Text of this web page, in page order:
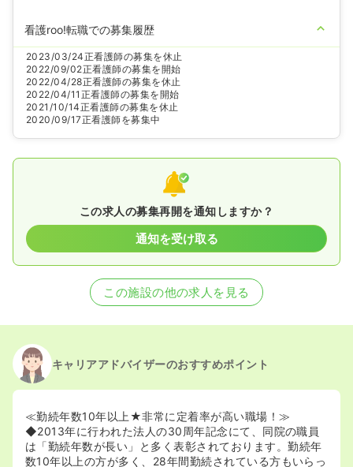
看護roo!転職での募集履歴
2023/03/24正看護師の募集を休止
2022/09/02正看護師の募集を開始
2022/04/28正看護師の募集を休止
2022/04/11 正看護師の募集を開始
2021/10/14正看護師の募集を休止
2020/09/17正看護師を募集中
この求人の募集再開を通知しますか？
通知を受け取る
この施設の他の求人を見る
キャリアアドバイザーのおすすめポイント
≪勤続年数10年以上★非常に定着率が高い職場！≫
◆2013年に行われた法人の30周年記念にて、同院の職員
は「勤続年数が長い」と多く表彰されております。勤続年
数10年以上の方が多く、28年間勤続されている方もいらっ